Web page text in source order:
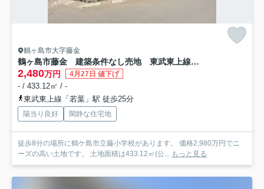
鶴ヶ島市大字藤金
鶴ヶ島市藤金 建築条件なし売地 東武東上線『若葉駅』徒歩25分 【藤小学区】
2,480万円 4月27日 値下げ
- / 433.12㎡ / -
東武東上線「若葉」駅 徒歩25分
陽当り良好 閑静な住宅地
徒歩8分の場所に鶴ケ島市立藤小学校があります。 価格2,980万円でニ
ーズの高い土地です。 土地面積は433.12㎡(公...
もっと見る